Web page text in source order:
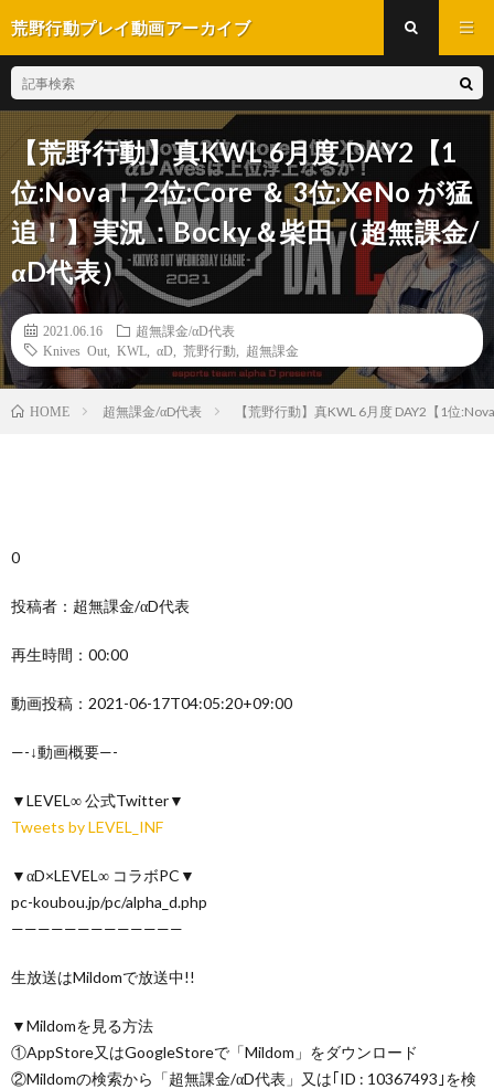
荒野行動プレイ動画アーカイブ
【荒野行動】真KWL 6月度 DAY2【1
位:Nova！ 2位:Core ＆ 3位:XeNo が猛
追！】実況：Bocky＆柴田（超無課金/
αD代表）
2021.06.16
超無課金/αD代表
Knives Out
KWL αD 荒野行動 超無課金
HOME 超無課金/αD代表 【荒野行動】真KWL 6月度 DAY2【1位
0
投稿者：超無課金/αD代表
再生時間：00:00
動画投稿：2021-06-17T04:05:20+09:00
—-↓動画概要—-
▼LEVEL∞ 公式Twitter▼
Tweets by LEVEL_INF
▼αD×LEVEL∞ コラボPC▼
pc-koubou.jp/pc/alpha_d.php
—————————————
生放送はMildomで放送中!!
▼Mildomを見る方法
①AppStore又はGoogleStoreで「Mildom」をダウンロード
②Mildomの検索から「超無課金/αD代表」又は｢ID : 10367493｣を検